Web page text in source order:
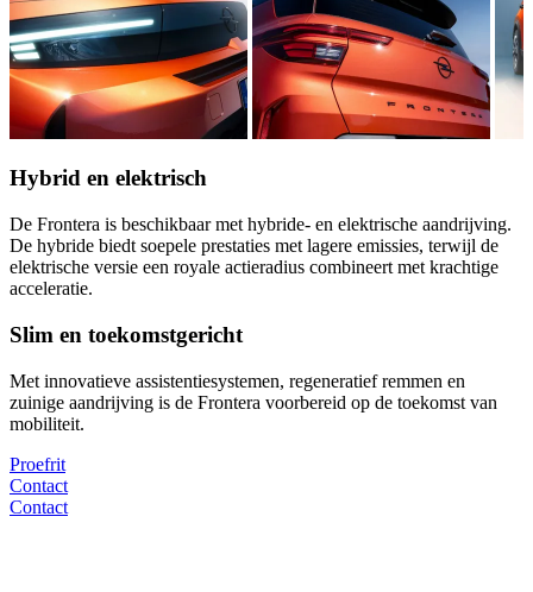
Hybrid en elektrisch
De Frontera is beschikbaar met hybride- en elektrische aandrijving.
De hybride biedt soepele prestaties met lagere emissies, terwijl de
elektrische versie een royale actieradius combineert met krachtige
acceleratie.
Slim en toekomstgericht
Met innovatieve assistentiesystemen, regeneratief remmen en
zuinige aandrijving is de Frontera voorbereid op de toekomst van
mobiliteit.
Proefrit
Contact
Contact